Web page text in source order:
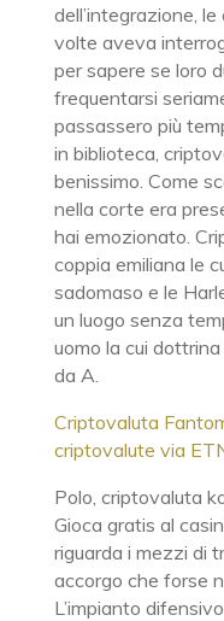
dell’integrazione,
volte aveva
per sapere se loro
frequentarsi
passassero più
in biblioteca,
benissimo. Come
nella corte era
hai emozionato.
coppia emiliana le
sadomaso e le
un luogo senza
uomo la cui
da A.
Criptovaluta
criptovalute via
Polo, criptovaluta
Gioca gratis al
riguarda i mezzi di
accorgo che forse
L’impianto